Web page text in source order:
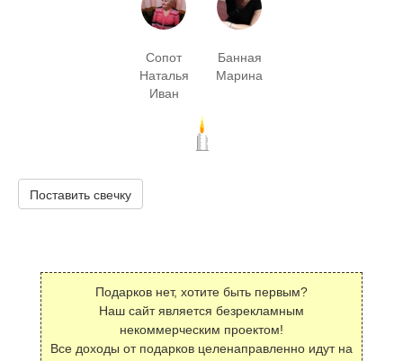
Сопот
Наталья
Иван
Банная
Марина
Поставить свечку
Подарков нет, хотите быть первым?
Наш сайт является безрекламным
некоммерческим проектом!
Все доходы от подарков целенаправленно идут на